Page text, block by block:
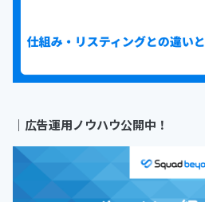
｜ 広告運用ノウハウ公開中！